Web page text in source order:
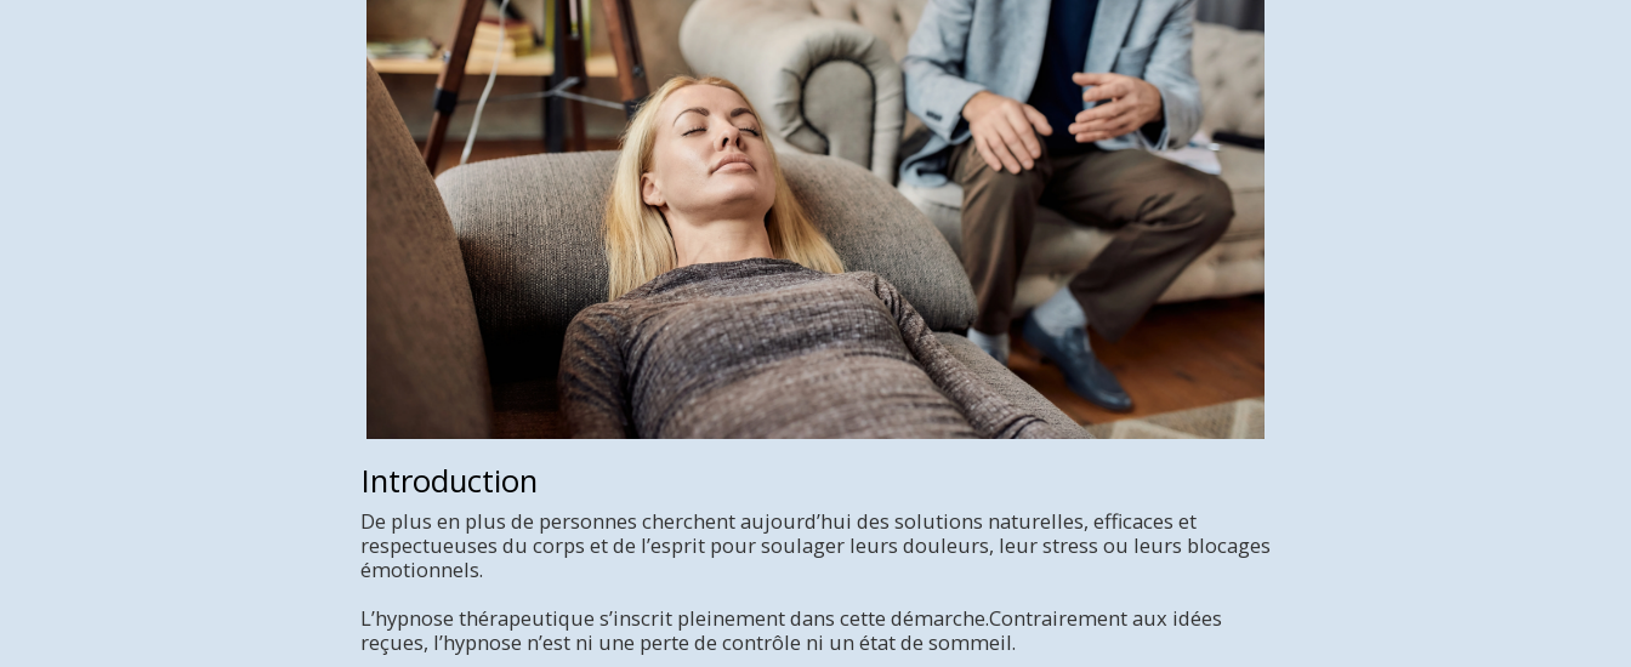
Introduction
De plus en plus de personnes cherchent aujourd’hui des solutions naturelles, efficaces et
respectueuses du corps et de l’esprit pour soulager leurs douleurs, leur stress ou leurs blocages
émotionnels.
L’hypnose thérapeutique s’inscrit pleinement dans cette démarche.Contrairement aux idées
reçues, l’hypnose n’est ni une perte de contrôle ni un état de sommeil.